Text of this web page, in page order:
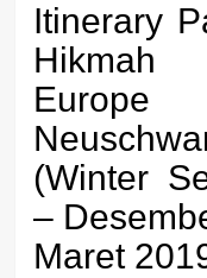
Itinerary
Hikmah
(Winter
–
Maret